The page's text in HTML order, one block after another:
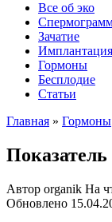
Все об эко
Зачатие
Имплантация
Гормоны
Бесплодие
Статьи
Главная » Гормоны
Автор organik На
Обновлено